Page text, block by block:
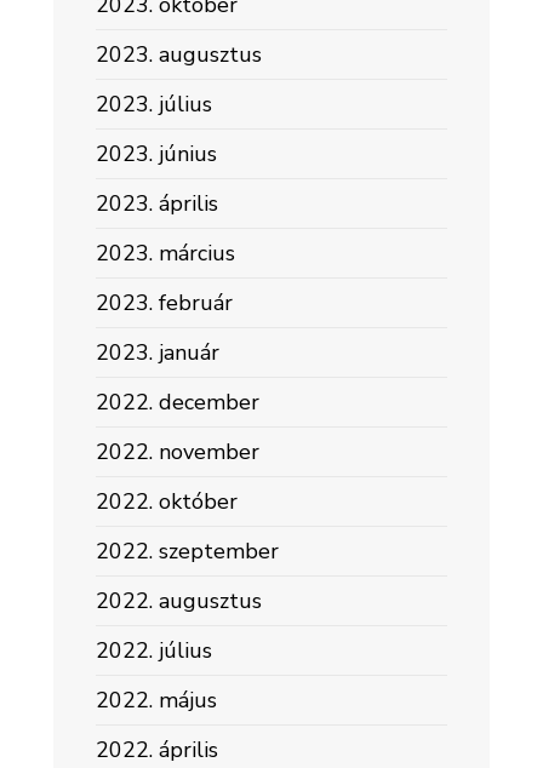
2023. augusztus
2023. július
2023. június
2023. április
2023. március
2023. február
2023. január
2022. december
2022. november
2022. október
2022. szeptember
2022. augusztus
2022. július
2022. május
2022. április